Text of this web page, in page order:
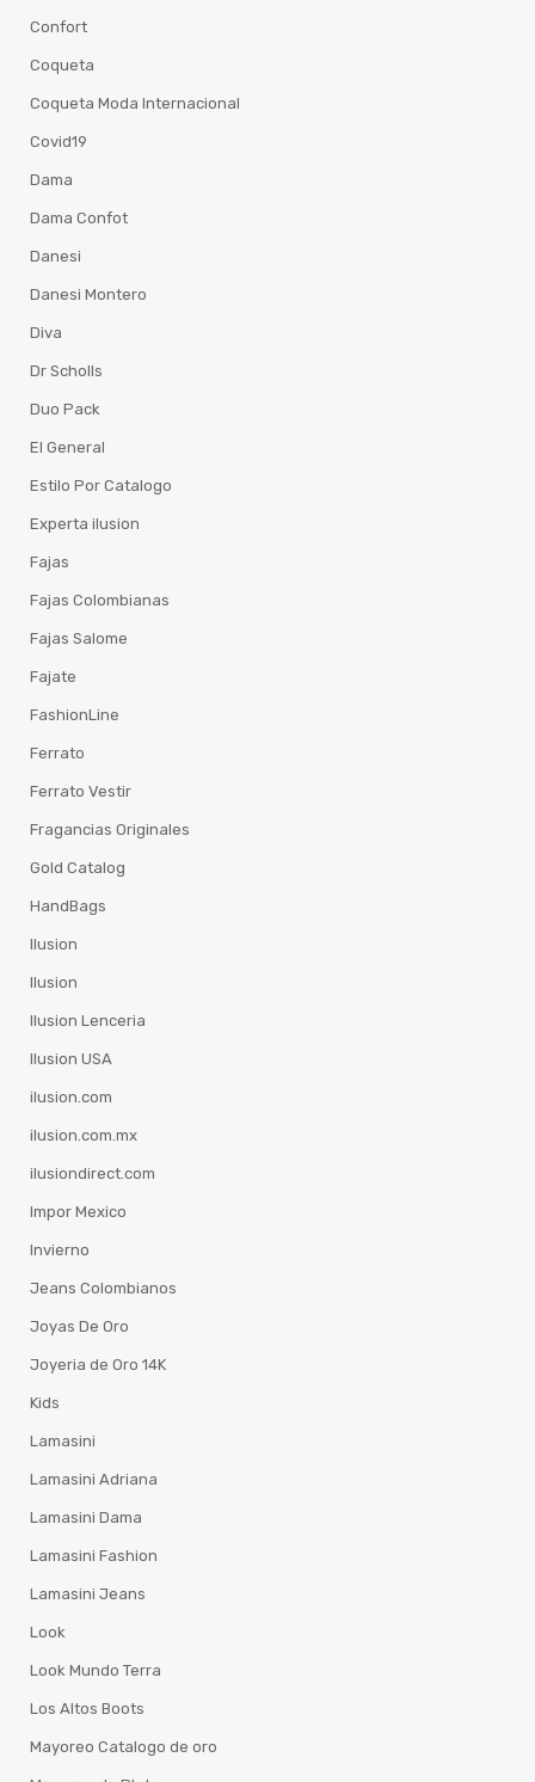
Confort
Coqueta
Coqueta Moda Internacional
Covid19
Dama
Dama Confot
Danesi
Danesi Montero
Diva
Dr Scholls
Duo Pack
El General
Estilo Por Catalogo
Experta ilusion
Fajas
Fajas Colombianas
Fajas Salome
Fajate
FashionLine
Ferrato
Ferrato Vestir
Fragancias Originales
Gold Catalog
HandBags
Ilusion
Ilusion
Ilusion Lenceria
Ilusion USA
ilusion.com
ilusion.com.mx
ilusiondirect.com
Impor Mexico
Invierno
Jeans Colombianos
Joyas De Oro
Joyeria de Oro 14K
Kids
Lamasini
Lamasini Adriana
Lamasini Dama
Lamasini Fashion
Lamasini Jeans
Look
Look Mundo Terra
Los Altos Boots
Mayoreo Catalogo de oro